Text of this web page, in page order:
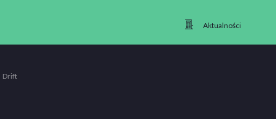
Aktualności
Drift